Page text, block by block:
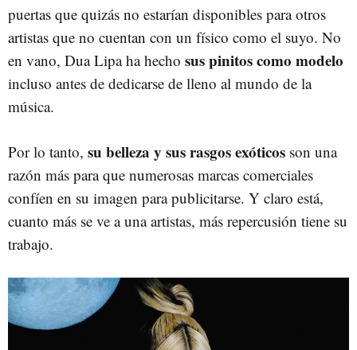
puertas que quizás no estarían disponibles para otros
artistas que no cuentan con un físico como el suyo. No
en vano, Dua Lipa ha hecho sus pinitos como modelo
incluso antes de dedicarse de lleno al mundo de la
música.
Por lo tanto, su belleza y sus rasgos exóticos son una
razón más para que numerosas marcas comerciales
confíen en su imagen para publicitarse. Y claro está,
cuanto más se ve a una artistas, más repercusión tiene su
trabajo.